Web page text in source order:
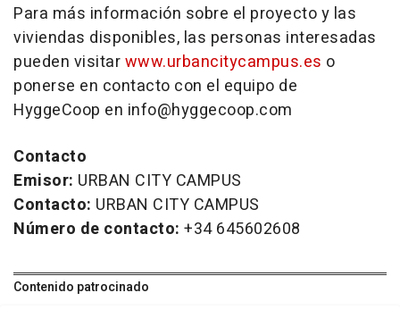
Para más información sobre el proyecto y las
viviendas disponibles, las personas interesadas
pueden visitarwww.urbancitycampus.es o
ponerse en contacto con el equipo de
HyggeCoop en info@hyggecoop.com
Contacto
Emisor: URBAN CITY CAMPUS
Contacto: URBAN CITY CAMPUS
Número de contacto: +34 645602608
Contenido patrocinado